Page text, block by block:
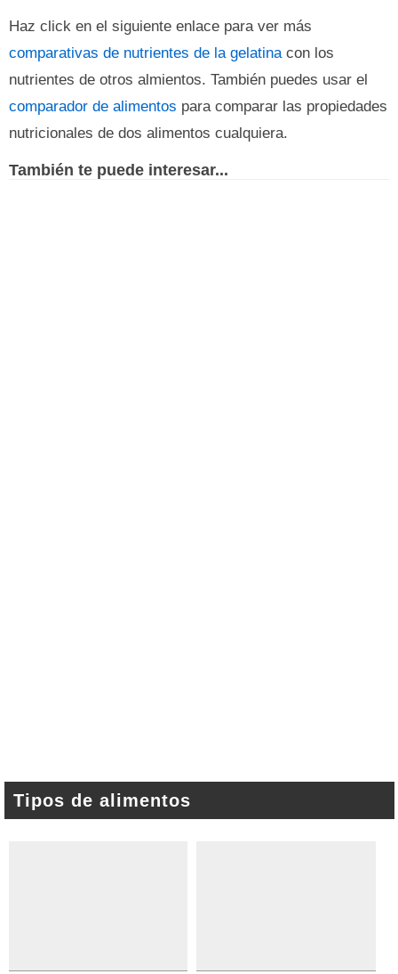
Haz click en el siguiente enlace para ver más
comparativas de nutrientes de la gelatinacon los
nutrientes de otros almientos. También puedes usar el
comparador de alimentos para comparar las propiedades
nutricionales de dos alimentos cualquiera.
También te puede interesar...
Tipos de alimentos